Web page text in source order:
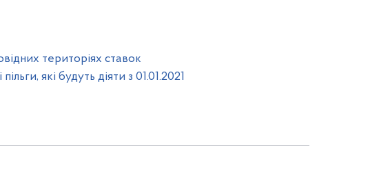
територіях ставок
які будуть діяти з 01.01.2021